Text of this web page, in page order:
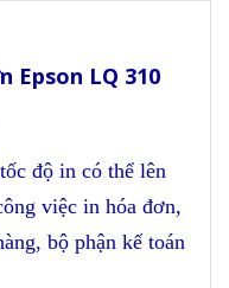
Epson LQ 310
độ in có thể lên
việc in hóa đơn,
bộ phận kế toán